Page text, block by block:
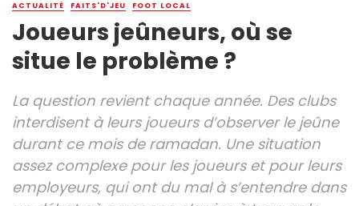
ACTUALITÉ FAITS'D'JEU FOOT LOCAL
Joueurs jeûneurs, où se
situe le problème ?
La question revient chaque année. Des clubs
interdisent à leurs joueurs d’observer le jeûne
durant ce mois de ramadan. Une situation
assez complexe pour les joueurs et pour leurs
employeurs, qui ont du mal à s’entendre dans